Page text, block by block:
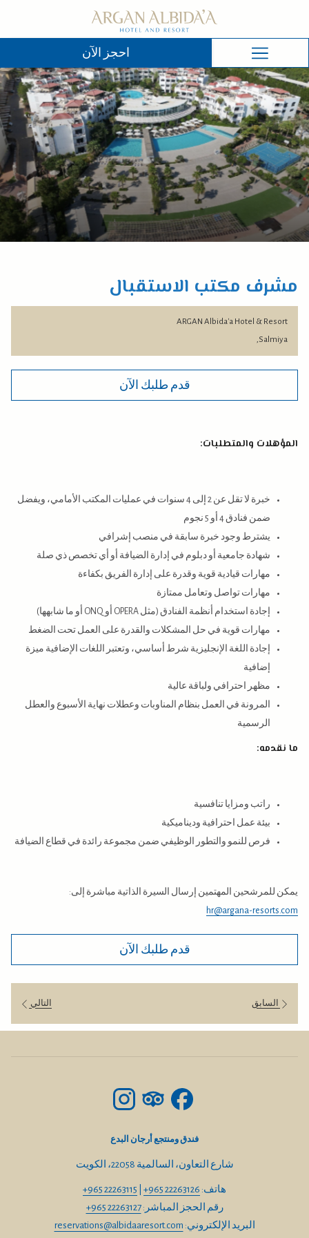
احجز الآن
Hamburger
Menu
احجز الآن
مشرف مكتب الاستقبال
ARGAN Albida'a Hotel & Resort
Salmiya,
قدم طلبك الآن
المؤهلات والمتطلبات:
خبرة لا تقل عن 2 إلى 4 سنوات في عمليات المكتب الأمامي، ويفضل
ضمن فنادق 4 أو 5 نجوم
يشترط وجود خبرة سابقة في منصب إشرافي
شهادة جامعية أو دبلوم في إدارة الضيافة أو أي تخصص ذي صلة
مهارات قيادية قوية وقدرة على إدارة الفريق بكفاءة
مهارات تواصل وتعامل ممتازة
إجادة استخدام أنظمة الفنادق (مثل OPERA أو ONQ أو ما شابهها)
مهارات قوية في حل المشكلات والقدرة على العمل تحت الضغط
إجادة اللغة الإنجليزية شرط أساسي، وتعتبر اللغات الإضافية ميزة
إضافية
مظهر احترافي ولباقة عالية
المرونة في العمل بنظام المناوبات وعطلات نهاية الأسبوع والعطل
الرسمية
ما نقدمه:
راتب ومزايا تنافسية
بيئة عمل احترافية وديناميكية
فرص للنمو والتطور الوظيفي ضمن مجموعة رائدة في قطاع الضيافة
يمكن للمرشحين المهتمين إرسال السيرة الذاتية مباشرة إلى:
hr@argana-resorts.com
قدم طلبك الآن
السابق التالي
فندق ومنتجع أرجان البدع
شارع التعاون، السالمية 22058، الكويت
هاتف: +965 22263115
+965 22263126
رقم الحجز المباشر:+965 22263127
البريد الإلكتروني: reservations@albidaaresort.com